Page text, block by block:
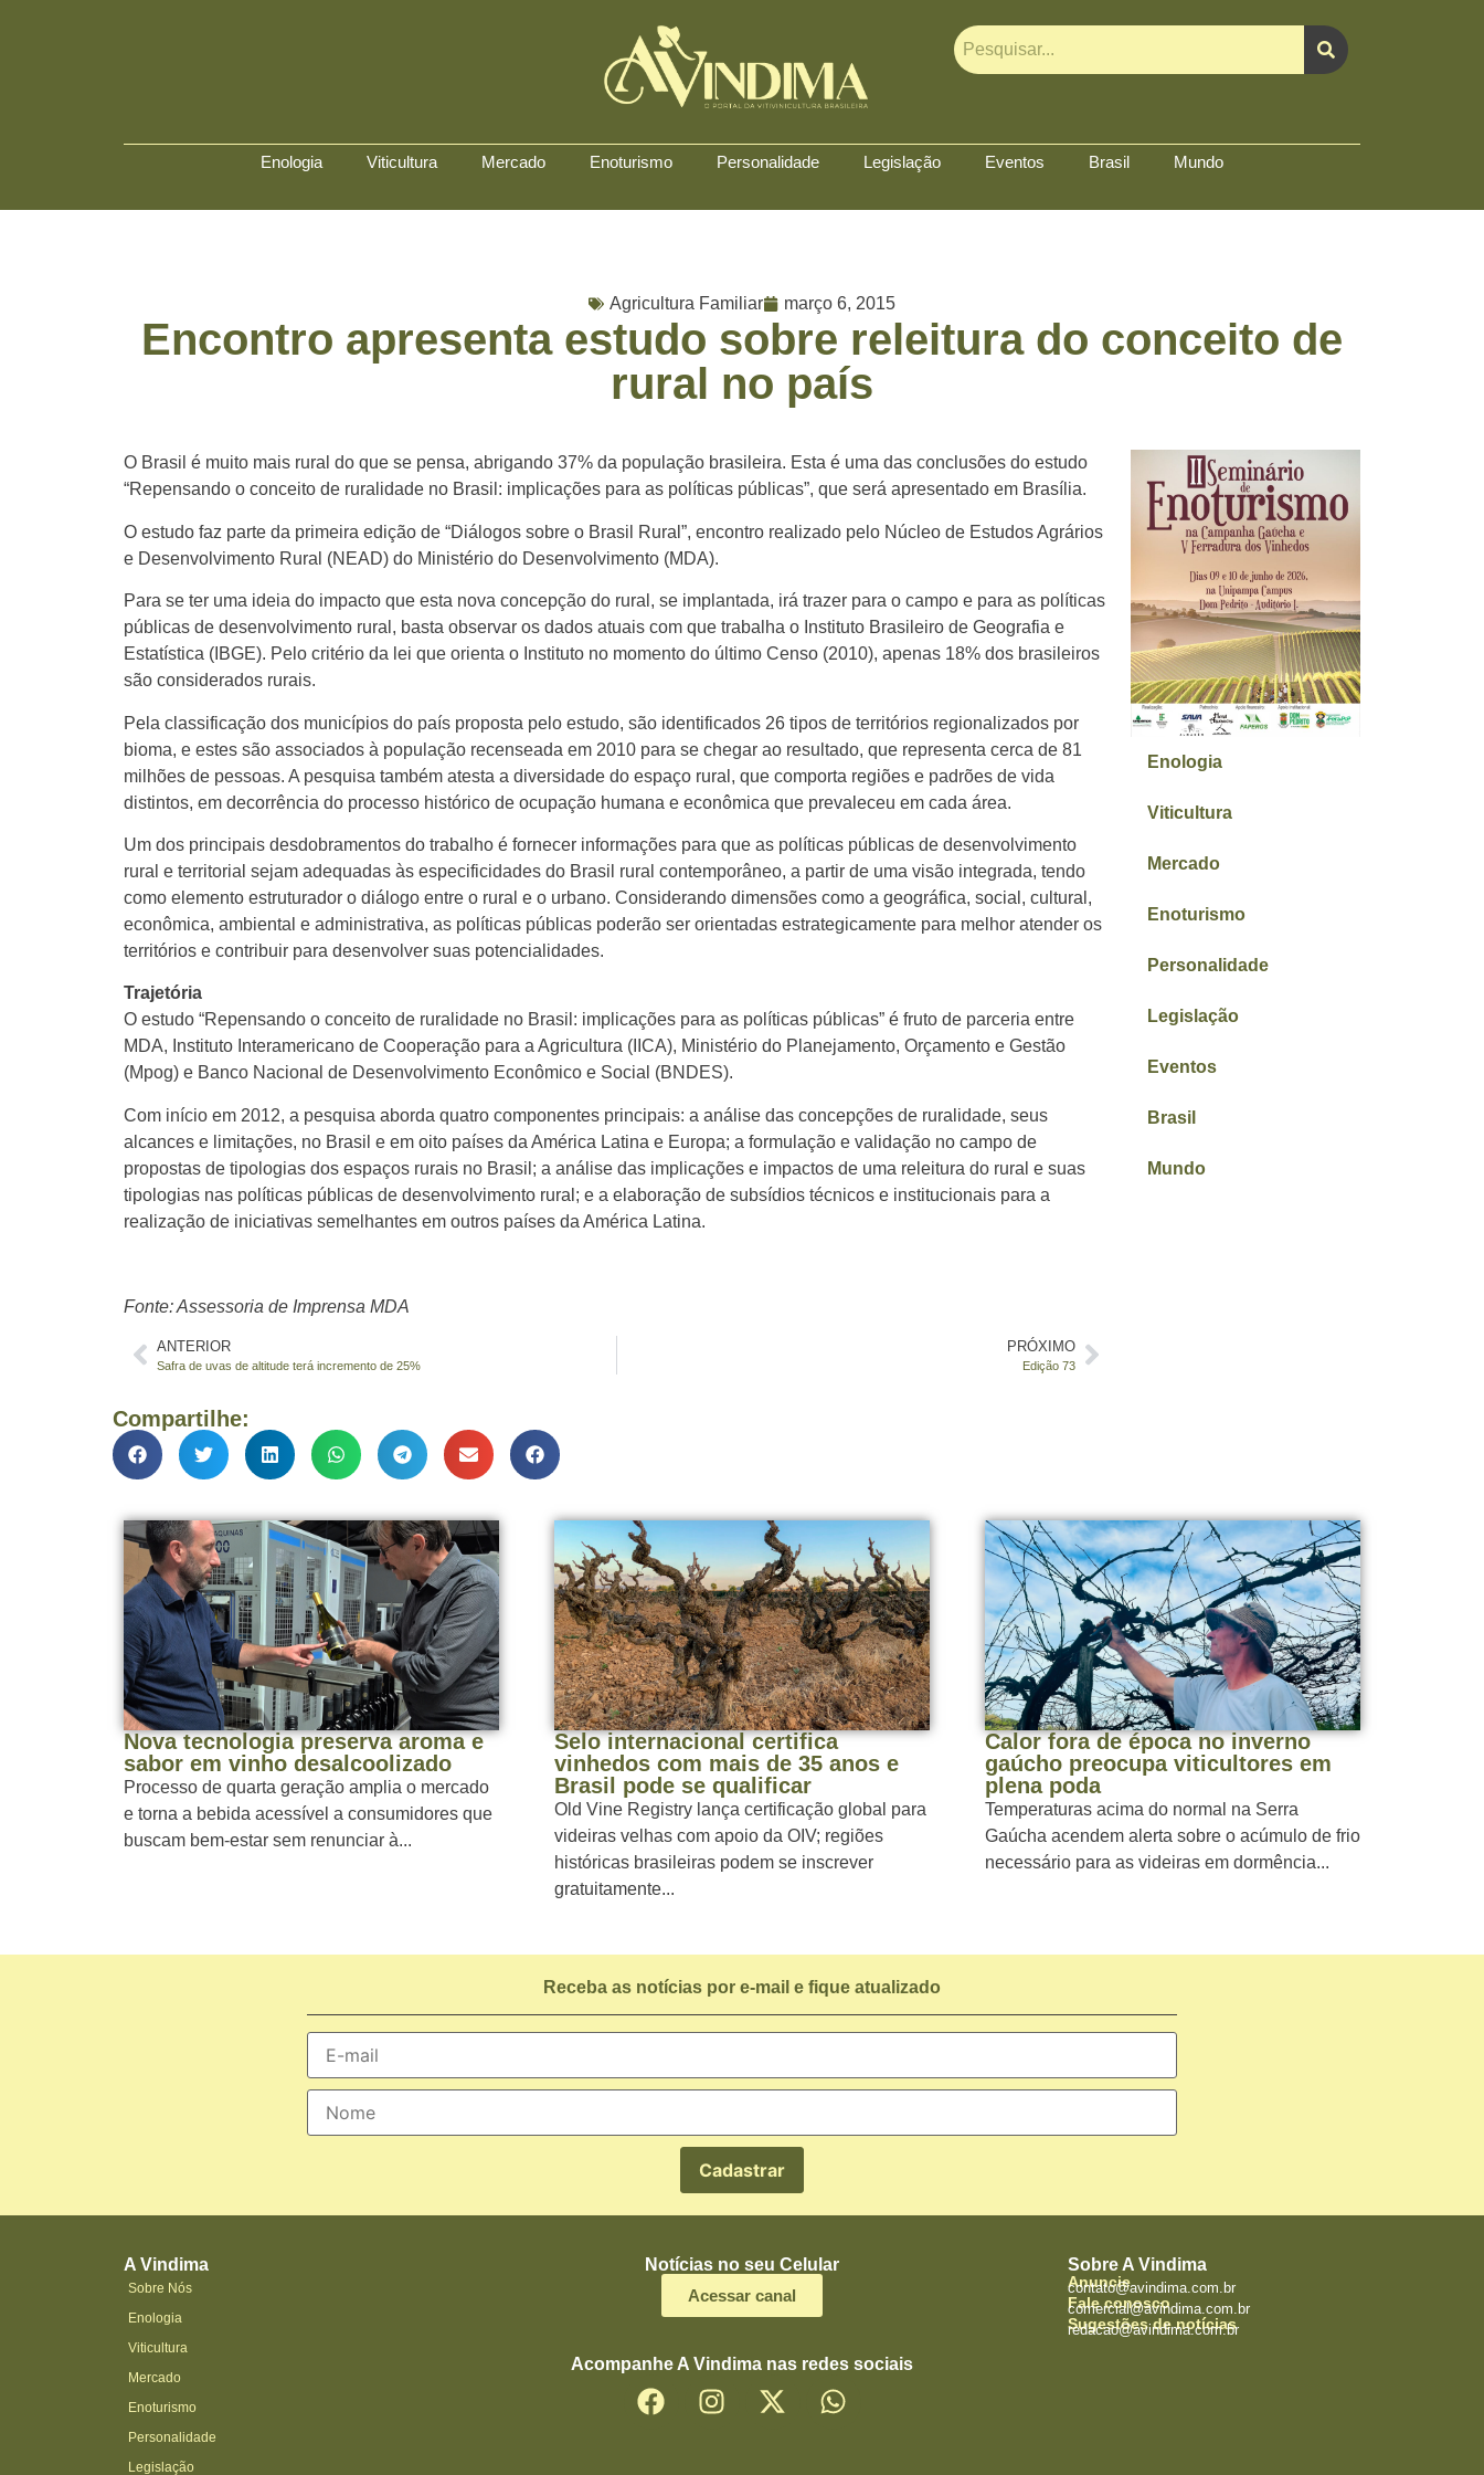
Enologia Viticultura Mercado Enoturismo Personalidade Legislação Eventos Brasil Mundo
Agricultura Familiar março 6, 2015
Encontro apresenta estudo sobre releitura do conceito de
rural no país
O Brasil é muito mais rural do que se pensa, abrigando 37% da população brasileira. Esta é uma das conclusões do estudo
“Repensando o conceito de ruralidade no Brasil: implicações para as políticas públicas”, que será apresentado em Brasília.
O estudo faz parte da primeira edição de “Diálogos sobre o Brasil Rural”, encontro realizado pelo Núcleo de Estudos Agrários
e Desenvolvimento Rural (NEAD) do Ministério do Desenvolvimento (MDA).
Para se ter uma ideia do impacto que esta nova concepção do rural, se implantada, irá trazer para o campo e para as políticas
públicas de desenvolvimento rural, basta observar os dados atuais com que trabalha o Instituto Brasileiro de Geografia e
Estatística (IBGE). Pelo critério da lei que orienta o Instituto no momento do último Censo (2010), apenas 18% dos brasileiros
são considerados rurais.
Pela classificação dos municípios do país proposta pelo estudo, são identificados 26 tipos de territórios regionalizados por
bioma, e estes são associados à população recenseada em 2010 para se chegar ao resultado, que representa cerca de 81
milhões de pessoas. A pesquisa também atesta a diversidade do espaço rural, que comporta regiões e padrões de vida
distintos, em decorrência do processo histórico de ocupação humana e econômica que prevaleceu em cada área.
Um dos principais desdobramentos do trabalho é fornecer informações para que as políticas públicas de desenvolvimento
rural e territorial sejam adequadas às especificidades do Brasil rural contemporâneo, a partir de uma visão integrada, tendo
como elemento estruturador o diálogo entre o rural e o urbano. Considerando dimensões como a geográfica, social, cultural,
econômica, ambiental e administrativa, as políticas públicas poderão ser orientadas estrategicamente para melhor atender os
territórios e contribuir para desenvolver suas potencialidades.
Trajetória
O estudo “Repensando o conceito de ruralidade no Brasil: implicações para as políticas públicas” é fruto de parceria entre
MDA, Instituto Interamericano de Cooperação para a Agricultura (IICA), Ministério do Planejamento, Orçamento e Gestão
(Mpog) e Banco Nacional de Desenvolvimento Econômico e Social (BNDES).
Com início em 2012, a pesquisa aborda quatro componentes principais: a análise das concepções de ruralidade, seus
alcances e limitações, no Brasil e em oito países da América Latina e Europa; a formulação e validação no campo de
propostas de tipologias dos espaços rurais no Brasil; a análise das implicações e impactos de uma releitura do rural e suas
tipologias nas políticas públicas de desenvolvimento rural; e a elaboração de subsídios técnicos e institucionais para a
realização de iniciativas semelhantes em outros países da América Latina.
Fonte: Assessoria de Imprensa MDA
ANTERIOR
Safra de uvas de altitude terá incremento de 25%
PRÓXIMO
Edição 73
Enologia
Viticultura
Mercado
Enoturismo
Personalidade
Legislação
Eventos
Brasil
Mundo
Compartilhe:
Nova tecnologia preserva aroma e
sabor em vinho desalcoolizado
Processo de quarta geração amplia o mercado
e torna a bebida acessível a consumidores que
buscam bem-estar sem renunciar à...
Selo internacional certifica
vinhedos com mais de 35 anos e
Brasil pode se qualificar
Old Vine Registry lança certificação global para
videiras velhas com apoio da OIV; regiões
históricas brasileiras podem se inscrever
gratuitamente...
Calor fora de época no inverno
gaúcho preocupa viticultores em
plena poda
Temperaturas acima do normal na Serra
Gaúcha acendem alerta sobre o acúmulo de frio
necessário para as videiras em dormência...
Receba as notícias por e-mail e fique atualizado
A Vindima
Sobre Nós
Enologia
Viticultura
Mercado
Enoturismo
Personalidade
Legislação
Notícias no seu Celular
Acessar canal
Acompanhe A Vindima nas redes sociais
Sobre A Vindima
Anuncie
contato@avindima.com.br
Fale conosco
comercial@avindima.com.br
Sugestões de notícias
redacao@avindima.com.br